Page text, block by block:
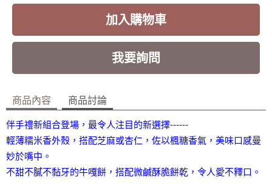
加入購物車
我要詢問
商品內容 商品討論
伴手禮新組合登場，最令人注目的新選擇‑‑‑‑‑‑
輕薄糯米香外殼，搭配芝麻或杏仁，佐以楓糖香氣，美味口感曼
妙於嘴中。
不甜不膩不黏牙的牛嘎餅，搭配微鹹酥脆餅乾，令人愛不釋口。